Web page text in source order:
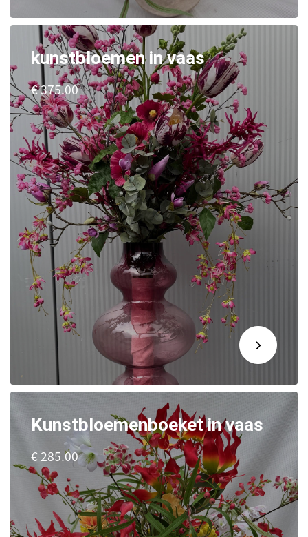
kunstbloemen in vaas
€ 375.00
Kunstbloemenboeket in vaas
€ 285.00